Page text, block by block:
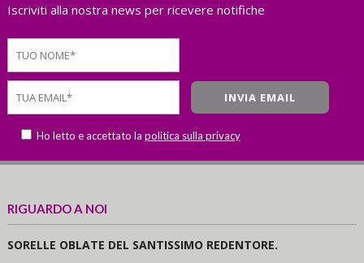
Iscriviti alla nostra news per ricevere notifiche
Ho letto e accettato la politica sulla privacy
RIGUARDO A NOI
SORELLE OBLATE DEL SANTISSIMO REDENTORE.